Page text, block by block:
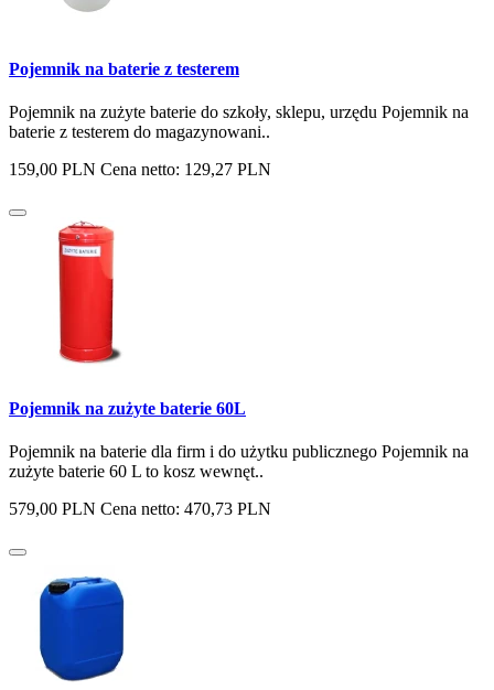
Pojemnik na baterie z testerem
Pojemnik na zużyte baterie do szkoły, sklepu, urzędu Pojemnik na
baterie z testerem do magazynowani..
159,00 PLN Cena netto: 129,27 PLN
Pojemnik na zużyte baterie 60L
Pojemnik na baterie dla firm i do użytku publicznego Pojemnik na
zużyte baterie 60 L to kosz wewnęt..
579,00 PLN Cena netto: 470,73 PLN